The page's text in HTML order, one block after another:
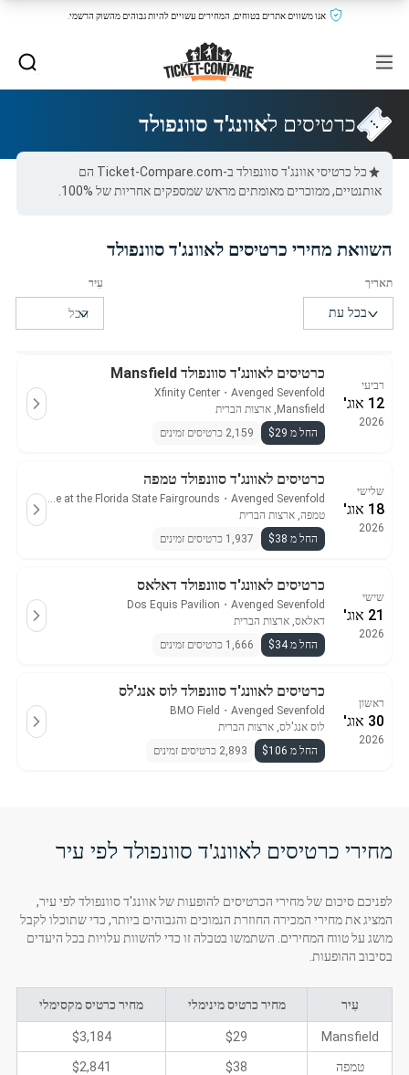
אנו משווים אתרים בטוחים, המחירים עשויים להיות גבוהים מהשוק הרשמי.
כרטיסים לאוונג'ד סוונפולד
כל כרטיסי אוונג'ד סוונפולד ב-Ticket-Compare.com הם
אותנטיים, ממוכרים מאומתים מראש שמספקים אחריות של 100%.
השוואת מחירי כרטיסים לאוונג'ד סוונפולד
רביעי
12 אוג'
2026
כרטיסים לאוונג'ד סוונפולד Mansfield
Avenged Sevenfold
・
Xfinity Center
Mansfield, ארצות הברית
החל מ $29
2,159 כרטיסים זמינים
שלישי
18 אוג'
2026
כרטיסים לאוונג'ד סוונפולד טמפה
Avenged Sevenfold
・
MidFlorida Credit Union Amphitheatre at the Florida State Fairgrounds
טמפה, ארצות הברית
החל מ $38
1,937 כרטיסים זמינים
שישי
21 אוג'
2026
כרטיסים לאוונג'ד סוונפולד דאלאס
Avenged Sevenfold
・
Dos Equis Pavilion
דאלאס, ארצות הברית
החל מ $34
1,666 כרטיסים זמינים
ראשון
30 אוג'
2026
כרטיסים לאוונג'ד סוונפולד לוס אנג'לס
Avenged Sevenfold
・
BMO Field
לוס אנג'לס, ארצות הברית
החל מ $106
2,893 כרטיסים זמינים
מחירי כרטיסים לאוונג'ד סוונפולד לפי עיר
לפניכם סיכום של מחירי הכרטיסים להופעות של אוונג'ד סוונפולד לפי עיר,
המציג את מחירי המכירה החוזרת הנמוכים והגבוהים ביותר, כדי שתוכלו לקבל
מושג על טווח המחירים. השתמשו בטבלה זו כדי להשוות עלויות בכל היעדים
בסיבוב ההופעות.
עִיר מחיר כרטיס מינימלי מחיר כרטיס מקסימלי
Mansfield
$29
$3,184
טמפה $38
$2,841